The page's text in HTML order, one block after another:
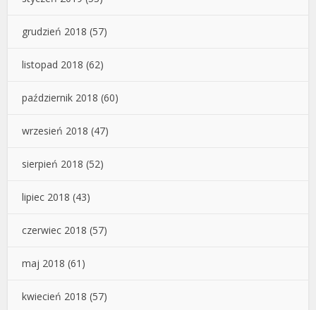
grudzień 2018 (57)
listopad 2018 (62)
październik 2018 (60)
wrzesień 2018 (47)
sierpień 2018 (52)
lipiec 2018 (43)
czerwiec 2018 (57)
maj 2018 (61)
kwiecień 2018 (57)